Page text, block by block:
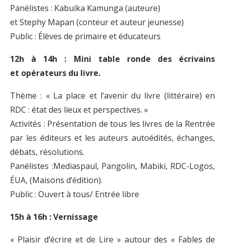
Panélistes : Kabuika Kamunga (auteure)
et Stephy Mapan (conteur et auteur jeunesse)
Public : Élèves de primaire et éducateurs
12h à 14h : Mini table ronde des écrivains
et opérateurs du livre.
Thème : « La place et l’avenir du livre (littéraire) en
RDC : état des lieux et perspectives. »
Activités : Présentation de tous les livres de la Rentrée
par les éditeurs et les auteurs autoédités, échanges,
débats, résolutions.
Panélistes :Mediaspaul, Pangolin, Mabiki, RDC-Logos,
ÉUA, (Maisons d’édition).
Public : Ouvert à tous/ Entrée libre
15h à 16h : Vernissage
« Plaisir d’écrire et de Lire » autour des « Fables de